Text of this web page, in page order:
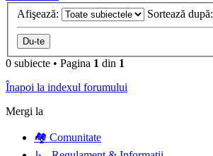
Afişează:
Sortează după:
0 subiecte • Pagina 1 din 1
Înapoi la indexul forumului
Mergi la
🏘️ Comunitate